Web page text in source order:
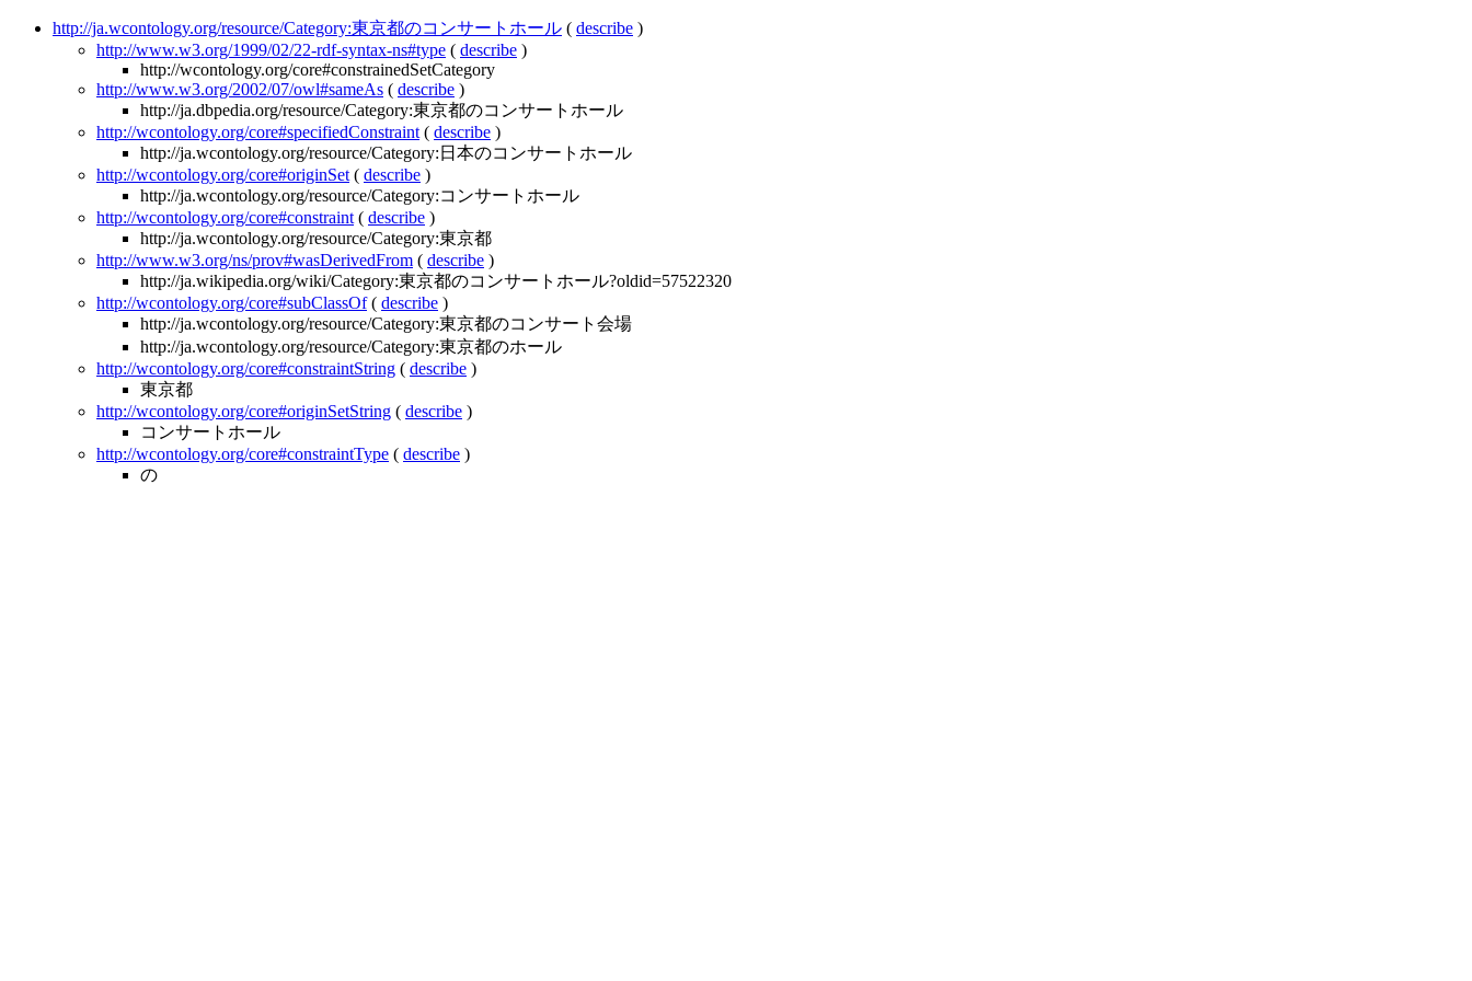
http://ja.wcontology.org/resource/Category:東京都のコンサートホール ( describe )
http://www.w3.org/1999/02/22-rdf-syntax-ns#type ( describe )
http://wcontology.org/core#constrainedSetCategory
http://www.w3.org/2002/07/owl#sameAs ( describe )
http://ja.dbpedia.org/resource/Category:東京都のコンサートホール
http://wcontology.org/core#specifiedConstraint ( describe )
http://ja.wcontology.org/resource/Category:日本のコンサートホール
http://wcontology.org/core#originSet ( describe )
http://ja.wcontology.org/resource/Category:コンサートホール
http://wcontology.org/core#constraint ( describe )
http://ja.wcontology.org/resource/Category:東京都
http://www.w3.org/ns/prov#wasDerivedFrom ( describe )
http://ja.wikipedia.org/wiki/Category:東京都のコンサートホール?oldid=57522320
http://wcontology.org/core#subClassOf( describe )
http://ja.wcontology.org/resource/Category:東京都のコンサート会場
http://ja.wcontology.org/resource/Category:東京都のホール
http://wcontology.org/core#constraintString ( describe )
東京都
http://wcontology.org/core#originSetString ( describe )
コンサートホール
http://wcontology.org/core#constraintType ( describe )
の